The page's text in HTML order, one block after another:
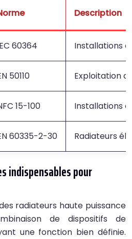
Description
60364 Installations
50110 Exploitation
15-100 Installations
60335-2-30 Radiateurs
indispensables pour
radiateurs haute puissance
de dispositifs de
une fonction bien définie.